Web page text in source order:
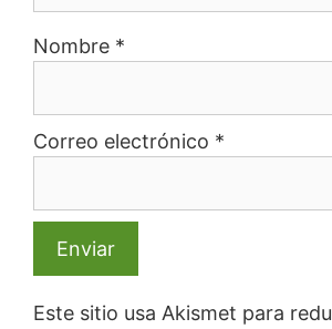
Nombre *
Correo electrónico *
Este sitio usa Akismet para